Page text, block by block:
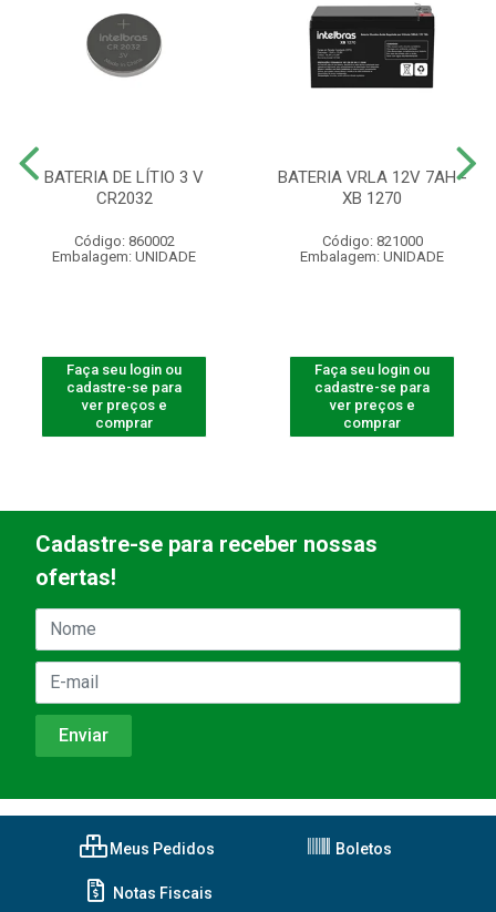
BATERIA DE LÍTIO 3 V
CR2032
Código: 860002
Embalagem: UNIDADE
Faça seu login ou
cadastre-se para
ver preços e
comprar
BATERIA VRLA 12V 7AH -
XB 1270
Código: 821000
Embalagem: UNIDADE
Faça seu login ou
cadastre-se para
ver preços e
comprar
Cadastre-se para receber nossas
ofertas!
Meus Pedidos Boletos
Notas Fiscais